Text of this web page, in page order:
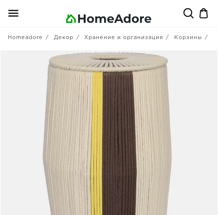
Homeadore Декор Хранение и организация Корзины